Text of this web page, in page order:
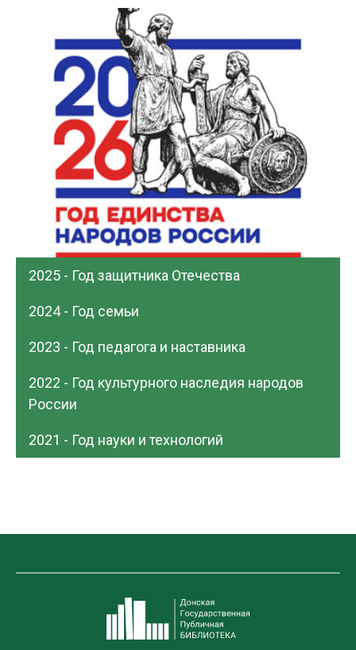
2025 - Год защитника Отечества
2024 - Год семьи
2023 - Год педагога и наставника
2022 - Год культурного наследия народов
России
2021 - Год науки и технологий